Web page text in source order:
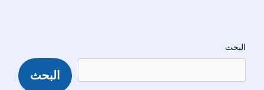
البحث
البحث